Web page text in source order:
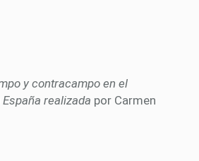
y contracampo en el
realizada por Carmen